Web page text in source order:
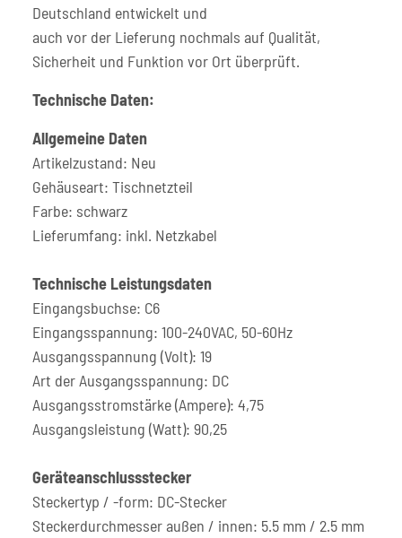
Deutschland entwickelt und
auch vor der Lieferung nochmals auf Qualität,
Sicherheit und Funktion vor Ort überprüft.
Technische Daten:
Allgemeine Daten
Artikelzustand: Neu
Gehäuseart: Tischnetzteil
Farbe: schwarz
Lieferumfang: inkl. Netzkabel
Technische Leistungsdaten
Eingangsbuchse: C6
Eingangsspannung: 100-240VAC, 50-60Hz
Ausgangsspannung (Volt): 19
Art der Ausgangsspannung: DC
Ausgangsstromstärke (Ampere): 4,75
Ausgangsleistung (Watt): 90,25
Geräteanschlussstecker
Steckertyp / -form: DC-Stecker
Steckerdurchmesser außen / innen: 5.5 mm / 2.5 mm